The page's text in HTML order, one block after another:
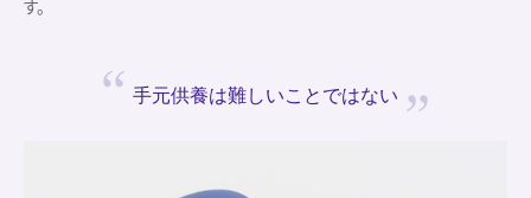
す。
手元供養は難しいことではない